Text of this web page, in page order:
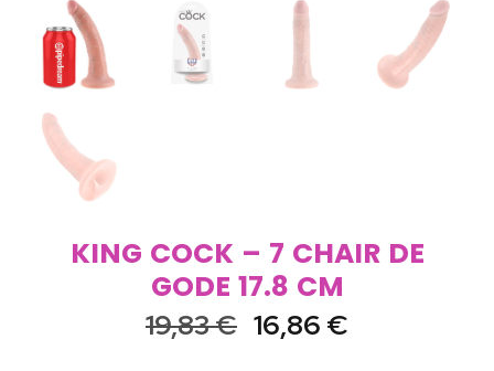
KING COCK – 7 CHAIR DE
GODE 17.8 CM
19,83€ 16,86 €